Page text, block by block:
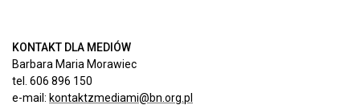
KONTAKT DLA MEDIÓW
Barbara Maria Morawiec
tel. 606 896 150
e-mail: kontaktzmediami@bn.org.pl